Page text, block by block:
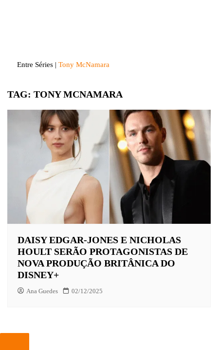
Entre Séries | Tony McNamara
TAG: TONY MCNAMARA
DAISY EDGAR-JONES E NICHOLAS
HOULT SERÃO PROTAGONISTAS DE
NOVA PRODUÇÃO BRITÂNICA DO
DISNEY+
Ana Guedes 02/12/2025